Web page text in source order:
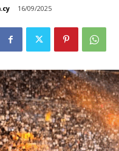
16/09/2025